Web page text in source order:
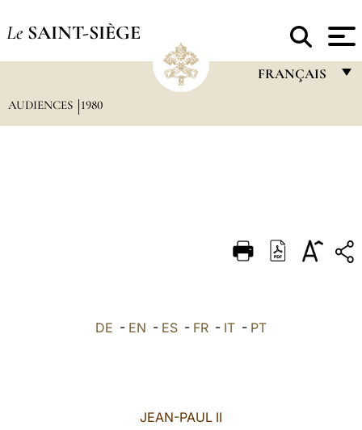
Le SAINT-SIÈGE
FRANÇAIS
DEUTSCH
العربيّة
AUDIENCES 1980
DE - EN - ES - FR - IT - PT
JEAN-PAUL II